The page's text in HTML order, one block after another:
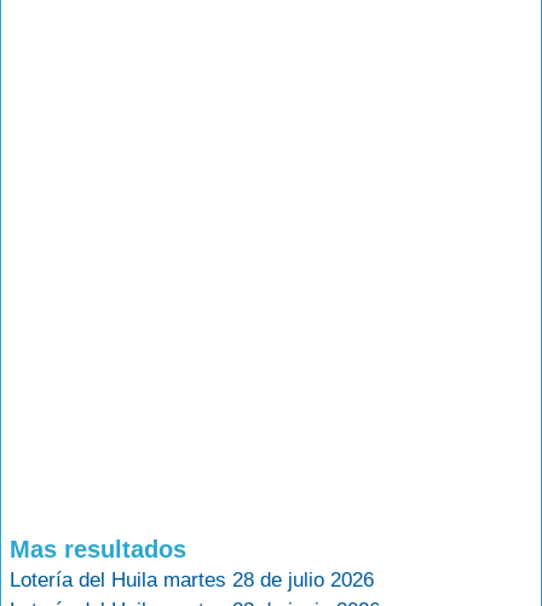
Mas resultados
Lotería del Huila martes 28 de julio 2026